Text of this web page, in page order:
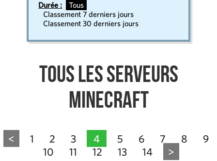
Durée :
Tous
Classement 7 derniers jours
Classement 30 derniers jours
Tous les serveurs
Minecraft
< 1 2 3 4 5 6 7 8
9
10
11 12 13 14 >